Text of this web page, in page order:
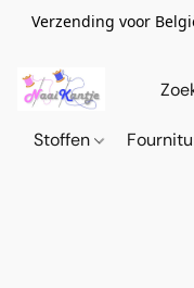
Verzending voor
Stoffen